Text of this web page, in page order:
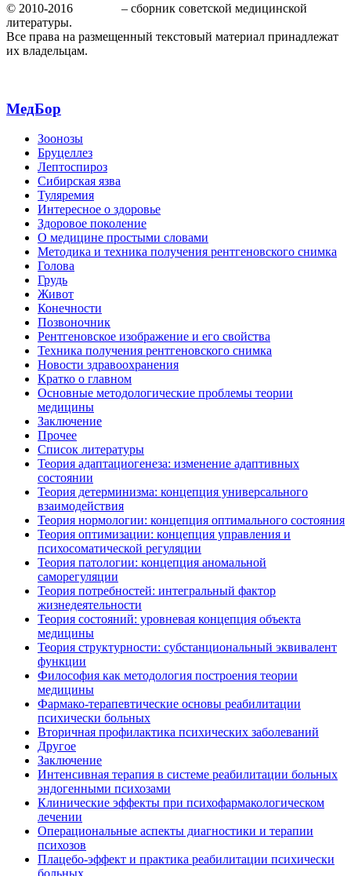
© 2010-2016
– сборник советской медицинской
литературы.
Все права на размещенный текстовый материал принадлежат
их владельцам.
МедБор
Зоонозы
Бруцеллез
Лептоспироз
Сибирская язва
Туляремия
Интересное о здоровье
Здоровое поколение
О медицине простыми словами
Методика и техника получения рентгеновского снимка
Голова
Грудь
Живот
Конечности
Позвоночник
Рентгеновское изображение и его свойства
Техника получения рентгеновского снимка
Новости здравоохранения
Кратко о главном
Основные методологические проблемы теории
медицины
Заключение
Прочее
Список литературы
Теория адаптациогенеза: изменение адаптивных
состоянии
Теория детерминизма: концепция универсального
взаимодействия
Теория нормологии: концепция оптимального состояния
Теория оптимизации: концепция управления и
психосоматической регуляции
Теория патологии: концепция аномальной
саморегуляции
Теория потребностей: интегральный фактор
жизнедеятельности
Теория состояний: уровневая концепция объекта
медицины
Теория структурности: субстанциональный эквивалент
функции
Философия как методология построения теории
медицины
Фармако-терапевтические основы реабилитации
психически больных
Вторичная профилактика психических заболеваний
Другое
Заключение
Интенсивная терапия в системе реабилитации больных
эндогенными психозами
Клинические эффекты при психофармакологическом
лечении
Операциональные аспекты диагностики и терапии
психозов
Плацебо-эффект и практика реабилитации психически